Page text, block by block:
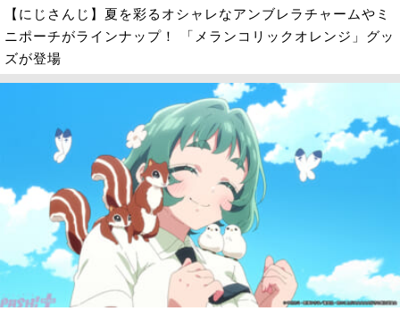
【にじさんじ】夏を彩るオシャレなアンブレラチャームやミ
ニポーチがラインナップ！ 「メランコリックオレンジ」グッ
ズが登場